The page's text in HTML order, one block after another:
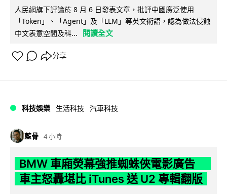
人民網旗下評論於 8 月 6 日發表文章，批評中國廣泛使用
「Token」、「Agent」及「LLM」等英文術語，認為做法侵蝕
中文表意空間及科...
閱讀全文
分享
科技娛樂 生活科技 汽車科技
藍骨 4 小時
BMW 車廂熒幕強推蜘蛛俠電影廣告
車主怒轟堪比 iTunes 送 U2 專輯翻版